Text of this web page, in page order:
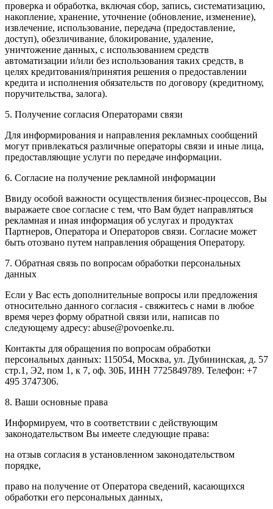
проверка и обработка, включая сбор, запись, систематизацию,
накопление, хранение, уточнение (обновление, изменение),
извлечение, использование, передача (предоставление,
доступ), обезличивание, блокирование, удаление,
уничтожение данных, с использованием средств
автоматизации и/или без использования таких средств, в
целях кредитования/принятия решения о предоставлении
кредита и исполнения обязательств по договору (кредитному,
поручительства, залога).
5. Получение согласия Операторами связи
Для информирования и направления рекламных сообщений
могут привлекаться различные операторы связи и иные лица,
предоставляющие услуги по передаче информации.
6. Согласие на получение рекламной информации
Ввиду особой важности осуществления бизнес-процессов, Вы
выражаете свое согласие с тем, что Вам будет направляться
рекламная и иная информация об услугах и продуктах
Партнеров, Оператора и Операторов связи. Согласие может
быть отозвано путем направления обращения Оператору.
7. Обратная связь по вопросам обработки персональных
данных
Если у Вас есть дополнительные вопросы или предложения
относительно данного согласия - свяжитесь с нами в любое
время через форму обратной связи или, написав по
следующему адресу: abuse@povoenke.ru.
Контакты для обращения по вопросам обработки
персональных данных: 115054, Москва, ул. Дубининская, д. 57
стр.1, Э2, пом 1, к 7, оф. 30Б, ИНН 7725849789. Телефон: +7
495 3747306.
8. Ваши основные права
Информируем, что в соответствии с действующим
законодательством Вы имеете следующие права:
на отзыв согласия в установленном законодательством
порядке,
право на получение от Оператора сведений, касающихся
обработки его персональных данных,